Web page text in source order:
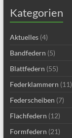
Kategorien
Aktuelles(4)
Bandfedern (5)
Blattfedern (55)
Federklammern (11)
Federscheiben (7)
Flachfedern (12)
Formfedern (21)